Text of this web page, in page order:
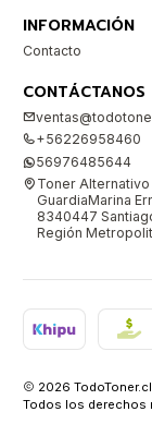
INFORMACIÓN
Contacto
CONTÁCTANOS
+56226958460
56976485644
Toner
GuardiaMarina
8340447
Región
2026
Todos los derechos